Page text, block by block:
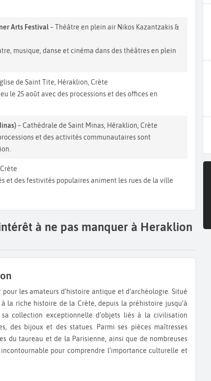
Arts Festival– Théâtre en plein air Nikos Kazantzakis &
musique, danse et cinéma dans des théâtres en plein
de Saint Tite, Héraklion, Crète
le 25 août avec des processions et des offices en
– Cathédrale de Saint Minas, Héraklion, Crète
et des activités communautaires sont
et des festivités populaires animent les rues de la ville
à ne pas manquer à Heraklion
la riche histoire de la Crète, depuis la préhistoire jusqu’à
collection exceptionnelle d’objets liés à la civilisation
des bijoux et des statues. Parmi ses pièces maîtresses
du taureau et de la Parisienne, ainsi que de nombreuses
pour comprendre l’importance culturelle et